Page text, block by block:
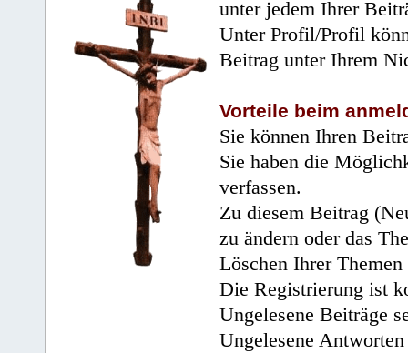
unter jedem Ihrer
Unter Profil/Profil
Beitrag unter Ihrem
Vorteile beim
Sie können Ihren
Sie haben die
verfassen.
Zu diesem Beitrag
zu ändern oder das
Löschen Ihrer
Die Registrierung ist
Ungelesene Beiträge
Ungelesene